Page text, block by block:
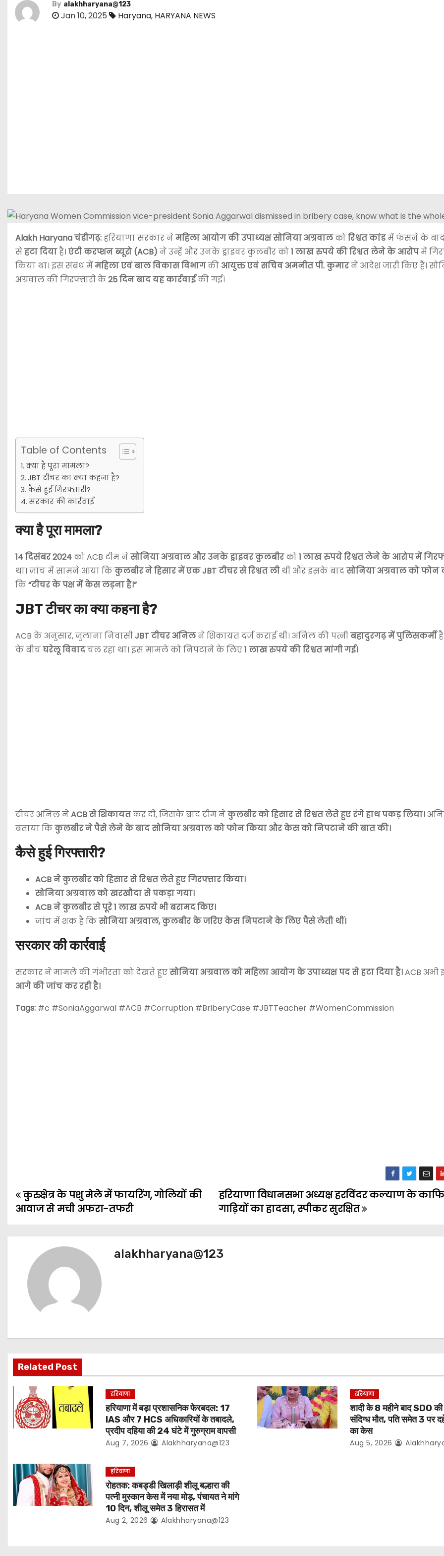
By alakhharyana@123
Jan 10, 2025 Haryana, HARYANA NEWS
Alakh Haryana चंडीगढ़:हरियाणा सरकार नेमहिला आयोग की उपाध्यक्ष सोनिया अग्रवालकोरिश्वत कांडमें फंसने के
सेहटा दियाहै। एंटी करप्शन ब्यूरो (ACB) ने उन्हें और उनके ड्राइवर कुलबीर को1 लाख रुपये की रिश्वत लेने के आरोपमें
किया था। इस संबंध मेंमहिला एवं बाल विकास विभागकी आयुक्त एवं सचिव अमनीत पी. कुमारने आदेश जारी किए हैं।
अग्रवाल की गिरफ्तारी के25 दिन बाद यह कार्रवाईकी गई।
Table of Contents
क्या है पूरा मामला?
JBT टीचर का क्या कहना है?
कैसे हुई गिरफ्तारी?
सरकार की कार्रवाई
क्या है पूरा मामला?
14 दिसंबर 2024को ACB टीम नेसोनिया अग्रवाल और उनके ड्राइवर कुलबीरको1 लाख रुपये रिश्वत लेने के आरोप में
था। जांच में सामने आया किकुलबीर ने हिसार में एक JBT टीचर से रिश्वत लीथी और इसके बादसोनिया अग्रवाल को
कि“टीचर के पक्ष में केस लड़ना है।”
JBT टीचर का क्या कहना है?
ACB के अनुसार, जुलाना निवासीJBT टीचर अनिलने शिकायत दर्ज कराई थी। अनिल की पत्नीबहादुरगढ़ में पुलिसकर्मीहै
के बीचघरेलू विवादचल रहा था। इस मामले को निपटाने के लिए1 लाख रुपये की रिश्वत मांगी गई।
टीचर अनिल नेACB से शिकायतकर दी, जिसके बाद टीम नेकुलबीर को हिसार से रिश्वत लेते हुए रंगे हाथ पकड़ लिया।
बताया किकुलबीर ने पैसे लेने के बाद सोनिया अग्रवाल को फोन किया और केस को निपटाने की बात की।
कैसे हुई गिरफ्तारी?
ACB ने कुलबीर को हिसार से रिश्वत लेते हुए गिरफ्तार किया।
सोनिया अग्रवाल को खरखौदा से पकड़ा गया।
ACB ने कुलबीर से पूरे 1 लाख रुपये भी बरामद किए।
जांच में शक है किसोनिया अग्रवाल, कुलबीर के जरिए केस निपटाने के लिए पैसे लेती थीं।
सरकार की कार्रवाई
सरकार ने मामले की गंभीरता को देखते हुएसोनिया अग्रवाल को महिला आयोग के उपाध्यक्ष पद से हटा दिया है।ACB
आगे की जांच कर रही है।
Tags: #c #SoniaAggarwal #ACB #Corruption #BriberyCase #JBTTeacher #WomenCommission
P
s
i
g
t
i
n
हरियाणा विधानसभा अध्यक्ष हरविंदर कल्याण के
गाड़ियों का हादसा, स्पीकर सुरक्षित
कुरुक्षेत्र के पशु मेले में फायरिंग, गोलियों की
आवाज से मची अफरा-तफरी
alakhharyana@123
Related Post
हरियाणा
हरियाणा में बड़ा प्रशासनिक फेरबदल: 17
IAS और 7 HCS अधिकारियों के तबादले,
प्रदीप दहिया की 24 घंटे में गुरुग्राम वापसी
Aug 7, 2026 Alakhharyana@123
हरियाणा
शादी के 8 महीने बाद SDO की
संदिग्ध मौत, पति समेत 3 पर
का केस
Aug 5, 2026
हरियाणा
रोहतक: कबड्डी खिलाड़ी शीलू बल्हारा की
पत्नी मुस्कान केस में नया मोड़, पंचायत ने मांगे
10 दिन, शीलू समेत 3 हिरासत में
Aug 2, 2026 Alakhharyana@123